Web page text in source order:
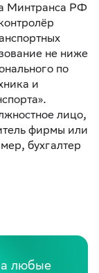
Минтранса РФ
не ниже
по
и
лицо,
фирмы или
бухгалтер
любые